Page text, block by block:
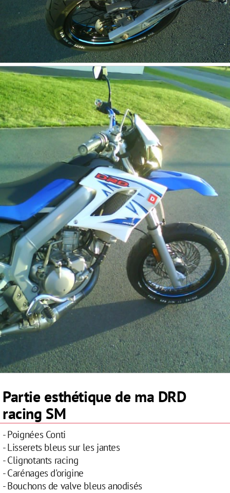
Partie esthétique de ma DRD
racing SM
- Poignées Conti
- Lisserets bleus sur les jantes
- Clignotants racing
- Carénages d'origine
- Bouchons de valve bleus anodisés